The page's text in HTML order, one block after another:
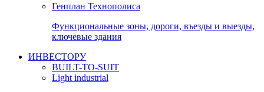
Генплан Технополиса
Функциональные зоны, дороги, въезды и выезды,
ключевые здания
ИНВЕСТОРУ
BUILT-TO-SUIT
Light industrial